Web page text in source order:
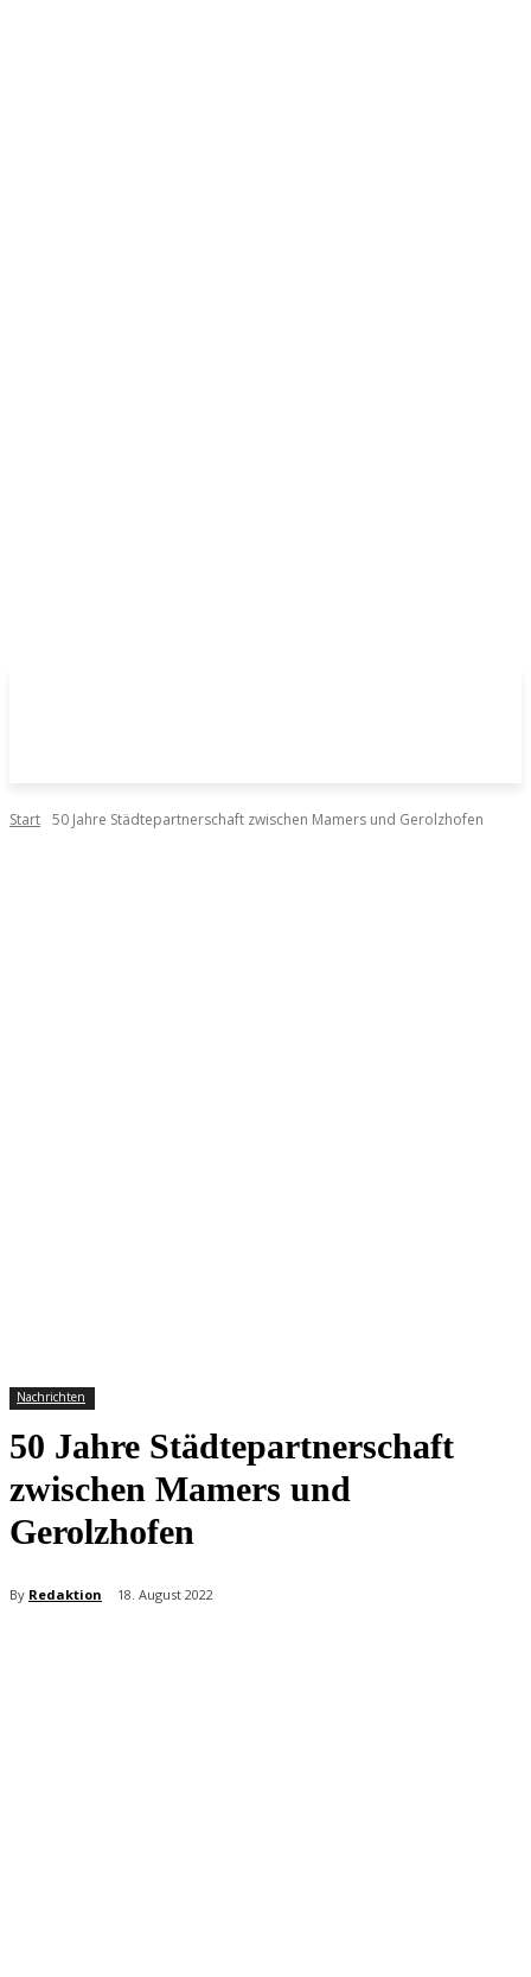
Start 50 Jahre Städtepartnerschaft zwischen Mamers und Gerolzhofen
Nachrichten
50 Jahre Städtepartnerschaft
zwischen Mamers und
Gerolzhofen
By Redaktion 18. August 2022